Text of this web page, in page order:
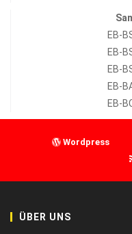
EB-
EB-
EB-
EB-
EB-
Wordpress
ÜBER UNS